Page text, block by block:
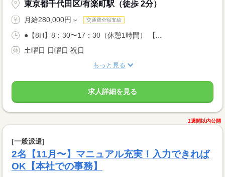
東京都千代田区/有楽町駅（徒歩 2分）
月給280,000円～ 交通費全額支給
●【8H】8：30〜17：30（休憩1時間） 【...
土曜日 日曜日 祝日
もっと見る
求人詳細を見る
1週間以内公開
[一般派遣]
2名【11月〜】マニュアル充実！入力できれば
OK【本社での事務】